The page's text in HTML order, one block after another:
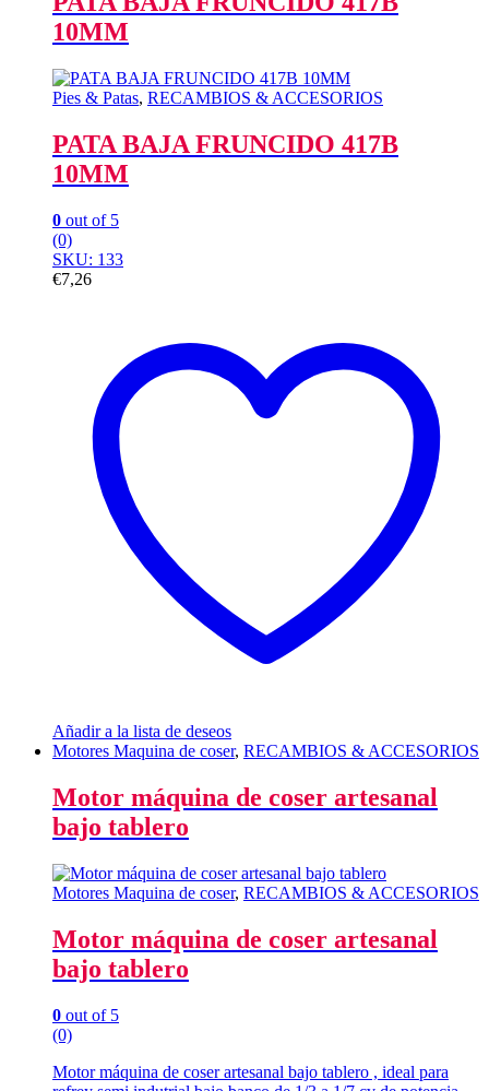
10MM
Pies & Patas, RECAMBIOS & ACCESORIOS
PATA BAJA FRUNCIDO 417B
10MM
0 out of 5
(0)
SKU: 133
€7,26
Añadir a la lista de deseos
Motores Maquina de coser, RECAMBIOS & ACCESORIOS
Motor máquina de coser artesanal
bajo tablero
Motores Maquina de coser, RECAMBIOS & ACCESORIOS
Motor máquina de coser artesanal
bajo tablero
0 out of 5
(0)
Motor máquina de coser artesanal bajo tablero , ideal para